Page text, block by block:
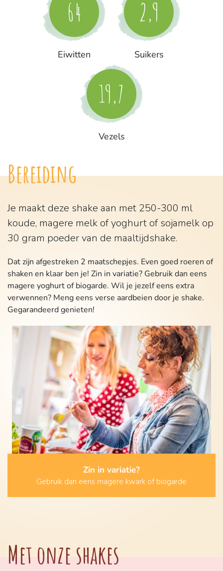
64
Eiwitten
2,9
Suikers
19,7
Vezels
Bereiding
Je maakt deze shake aan met 250-300 ml
koude, magere melk of yoghurt of sojamelk op
30 gram poeder van de maaltijdshake.
Dat zijn afgestreken 2 maatschepjes. Even goed roeren of
shaken en klaar ben je! Zin in variatie? Gebruik dan eens
magere yoghurt of biogarde. Wil je jezelf eens extra
verwennen? Meng eens verse aardbeien door je shake.
Gegarandeerd genieten!
Zin in variatie?
Gebruik dan eens magere kwark of biogarde
Met onze shakes